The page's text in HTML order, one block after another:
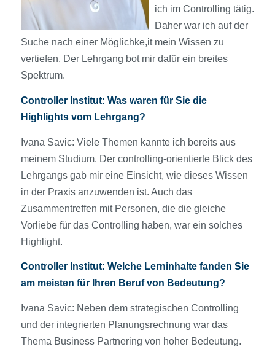
ich im Controlling tätig.
Daher war ich auf der
Suche nach einer Möglichke,it mein Wissen zu
vertiefen. Der Lehrgang bot mir dafür ein breites
Spektrum.
Controller Institut: Was waren für Sie die
Highlights vom Lehrgang?
Ivana Savic: Viele Themen kannte ich bereits aus
meinem Studium. Der controlling-orientierte Blick des
Lehrgangs gab mir eine Einsicht, wie dieses Wissen
in der Praxis anzuwenden ist. Auch das
Zusammentreffen mit Personen, die die gleiche
Vorliebe für das Controlling haben, war ein solches
Highlight.
Controller Institut: Welche Lerninhalte fanden Sie
am meisten für Ihren Beruf von Bedeutung?
Ivana Savic: Neben dem strategischen Controlling
und der integrierten Planungsrechnung war das
Thema Business Partnering von hoher Bedeutung.